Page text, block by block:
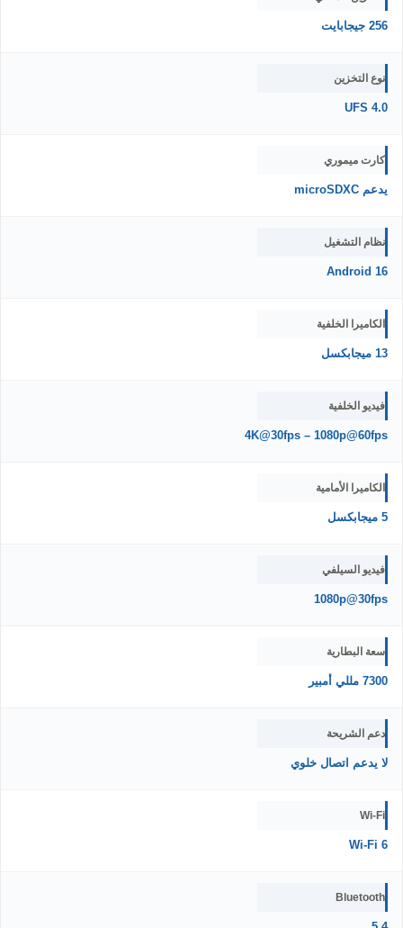
256 جيجابايت
نوع التخزين
UFS 4.0
كارت ميموري
يدعم microSDXC
نظام التشغيل
Android 16
الكاميرا الخلفية
13 ميجابكسل
فيديو الخلفية
4K@30fps – 1080p@60fps
الكاميرا الأمامية
5 ميجابكسل
فيديو السيلفي
1080p@30fps
سعة البطارية
7300 مللي أمبير
دعم الشريحة
لا يدعم اتصال خلوي
Wi-Fi
Wi-Fi 6
Bluetooth